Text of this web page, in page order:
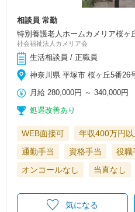
相談員 常勤
特別養護老人ホームカメリア桜ヶ
社会福祉法人カメリア会
生活相談員 / 正職員
神奈川県 平塚市 桜ヶ丘5番26
月給 280,000円 ～340,000円
処遇改善あり
WEB面接可 年収400万円
通勤手当
資格手当 役職
オンコールなし
当直なし
気になる